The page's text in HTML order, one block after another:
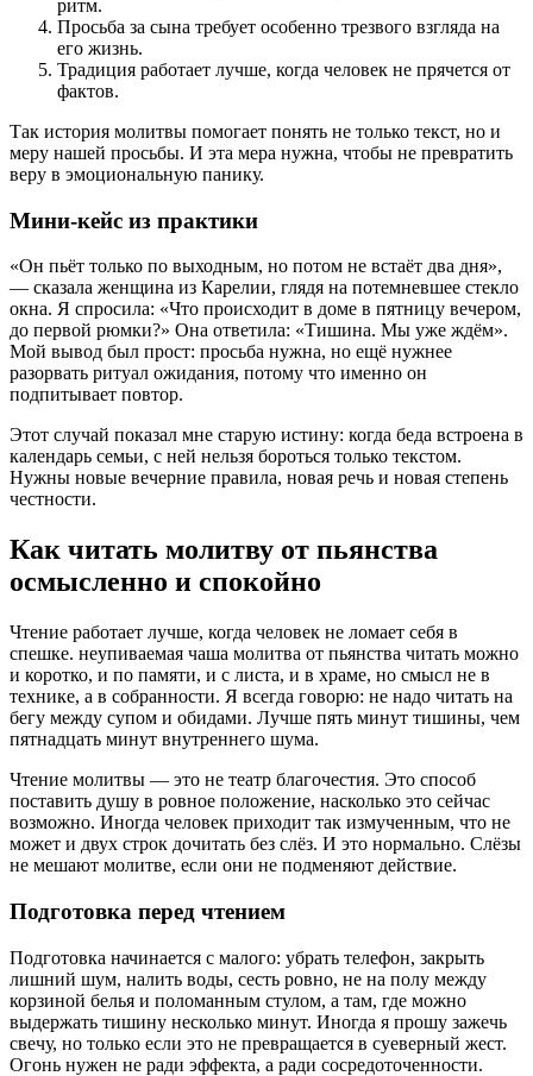
ритм.
Просьба за сына требует особенно трезвого взгляда на
его жизнь.
Традиция работает лучше, когда человек не прячется от
фактов.
Так история молитвы помогает понять не только текст, но и
меру нашей просьбы. И эта мера нужна, чтобы не превратить
веру в эмоциональную панику.
Мини-кейс из практики
«Он пьёт только по выходным, но потом не встаёт два дня»,
— сказала женщина из Карелии, глядя на потемневшее стекло
окна. Я спросила: «Что происходит в доме в пятницу вечером,
до первой рюмки?» Она ответила: «Тишина. Мы уже ждём».
Мой вывод был прост: просьба нужна, но ещё нужнее
разорвать ритуал ожидания, потому что именно он
подпитывает повтор.
Этот случай показал мне старую истину: когда беда встроена в
календарь семьи, с ней нельзя бороться только текстом.
Нужны новые вечерние правила, новая речь и новая степень
честности.
Как читать молитву от пьянства
осмысленно и спокойно
Чтение работает лучше, когда человек не ломает себя в
спешке. неупиваемая чаша молитва от пьянства читать можно
и коротко, и по памяти, и с листа, и в храме, но смысл не в
технике, а в собранности. Я всегда говорю: не надо читать на
бегу между супом и обидами. Лучше пять минут тишины, чем
пятнадцать минут внутреннего шума.
Чтение молитвы — это не театр благочестия. Это способ
поставить душу в ровное положение, насколько это сейчас
возможно. Иногда человек приходит так измученным, что не
может и двух строк дочитать без слёз. И это нормально. Слёзы
не мешают молитве, если они не подменяют действие.
Подготовка перед чтением
Подготовка начинается с малого: убрать телефон, закрыть
лишний шум, налить воды, сесть ровно, не на полу между
корзиной белья и поломанным стулом, а там, где можно
выдержать тишину несколько минут. Иногда я прошу зажечь
свечу, но только если это не превращается в суеверный жест.
Огонь нужен не ради эффекта, а ради сосредоточенности.